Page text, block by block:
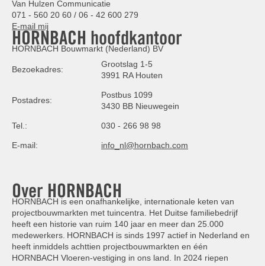
Van Hulzen Communicatie
071 - 560 20 60 / 06 - 42 600 279
E-mail mij
HORNBACH hoofdkantoor
HORNBACH Bouwmarkt (Nederland) BV
Bezoekadres:
Grootslag 1-5
3991 RA Houten
Postadres:
Postbus 1099
3430 BB Nieuwegein
Tel.: 030 - 266 98 98
E-mail: info_nl@hornbach.com
Over HORNBACH
HORNBACH is een onafhankelijke, internationale keten van
projectbouwmarkten met tuincentra. Het Duitse familiebedrijf
heeft een historie van ruim 140 jaar en meer dan 25.000
medewerkers. HORNBACH is sinds 1997 actief in Nederland en
heeft inmiddels achttien projectbouwmarkten en één
HORNBACH Vloeren-vestiging in ons land. In 2024 riepen